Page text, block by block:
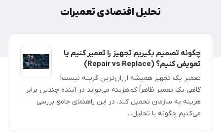
تحلیل اقتصادی تعمیرات
چگونه تصمیم بگیریم تجهیز را تعمیر کنیم یا
تعویض کنیم؟ (Repair vs Replace)
تعمیر یک تجهیز همیشه ارزان‌ترین گزینه نیست!
گاهی یک تعمیر ظاهراً کم‌هزینه می‌تواند در آینده چندین برابر
هزینه به سازمان تحمیل کند. در این راهنمای جامع بررسی
می‌کنیم چگونه با تحلیل...